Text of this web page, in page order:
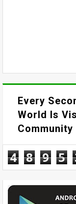
Every
World Is
Community
4 8 9 5